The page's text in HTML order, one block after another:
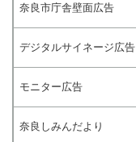
奈良市庁舎壁面広告
デジタルサイネージ広告
モニター広告
奈良しみんだより